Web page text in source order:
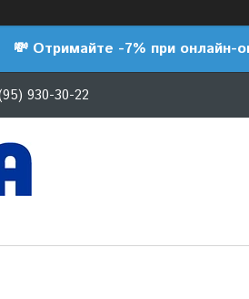
💸 Отримайте -7% при онлайн-
930-30-22